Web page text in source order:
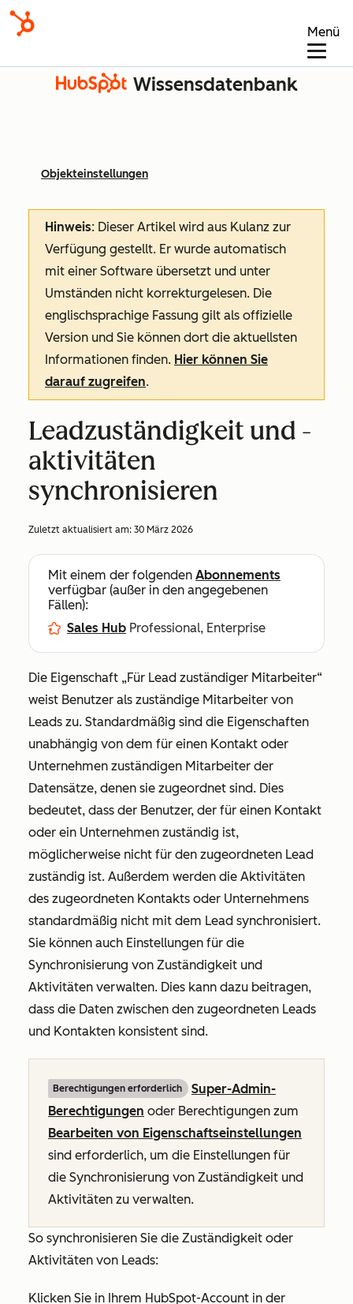
Menü
Wissensdatenbank
Objekteinstellungen
Hinweis: Dieser Artikel wird aus Kulanz zur
Verfügung gestellt. Er wurde automatisch
mit einer Software übersetzt und unter
Umständen nicht korrekturgelesen. Die
englischsprachige Fassung gilt als offizielle
Version und Sie können dort die aktuellsten
Informationen finden. Hier können Sie
darauf zugreifen.
Leadzuständigkeit und -
aktivitäten
synchronisieren
Zuletzt aktualisiert am: 30 März 2026
Mit einem der folgenden Abonnements
verfügbar (außer in den angegebenen
Fällen):
Sales Hub Professional, Enterprise
Die Eigenschaft „Für Lead zuständiger Mitarbeiter“
weist Benutzer als zuständige Mitarbeiter von
Leads zu. Standardmäßig sind die Eigenschaften
unabhängig von dem für einen Kontakt oder
Unternehmen zuständigen Mitarbeiter der
Datensätze, denen sie zugeordnet sind. Dies
bedeutet, dass der Benutzer, der für einen Kontakt
oder ein Unternehmen zuständig ist,
möglicherweise nicht für den zugeordneten Lead
zuständig ist. Außerdem werden die Aktivitäten
des zugeordneten Kontakts oder Unternehmens
standardmäßig nicht mit dem Lead synchronisiert.
Sie können auch Einstellungen für die
Synchronisierung von Zuständigkeit und
Aktivitäten verwalten. Dies kann dazu beitragen,
dass die Daten zwischen den zugeordneten Leads
und Kontakten konsistent sind.
Berechtigungen erforderlich
Super-Admin-
Berechtigungen oder Berechtigungen zum
Bearbeiten von Eigenschaftseinstellungen
sind erforderlich, um die Einstellungen für
die Synchronisierung von Zuständigkeit und
Aktivitäten zu verwalten.
So synchronisieren Sie die Zuständigkeit oder
Aktivitäten von Leads:
Klicken Sie in Ihrem HubSpot-Account in der